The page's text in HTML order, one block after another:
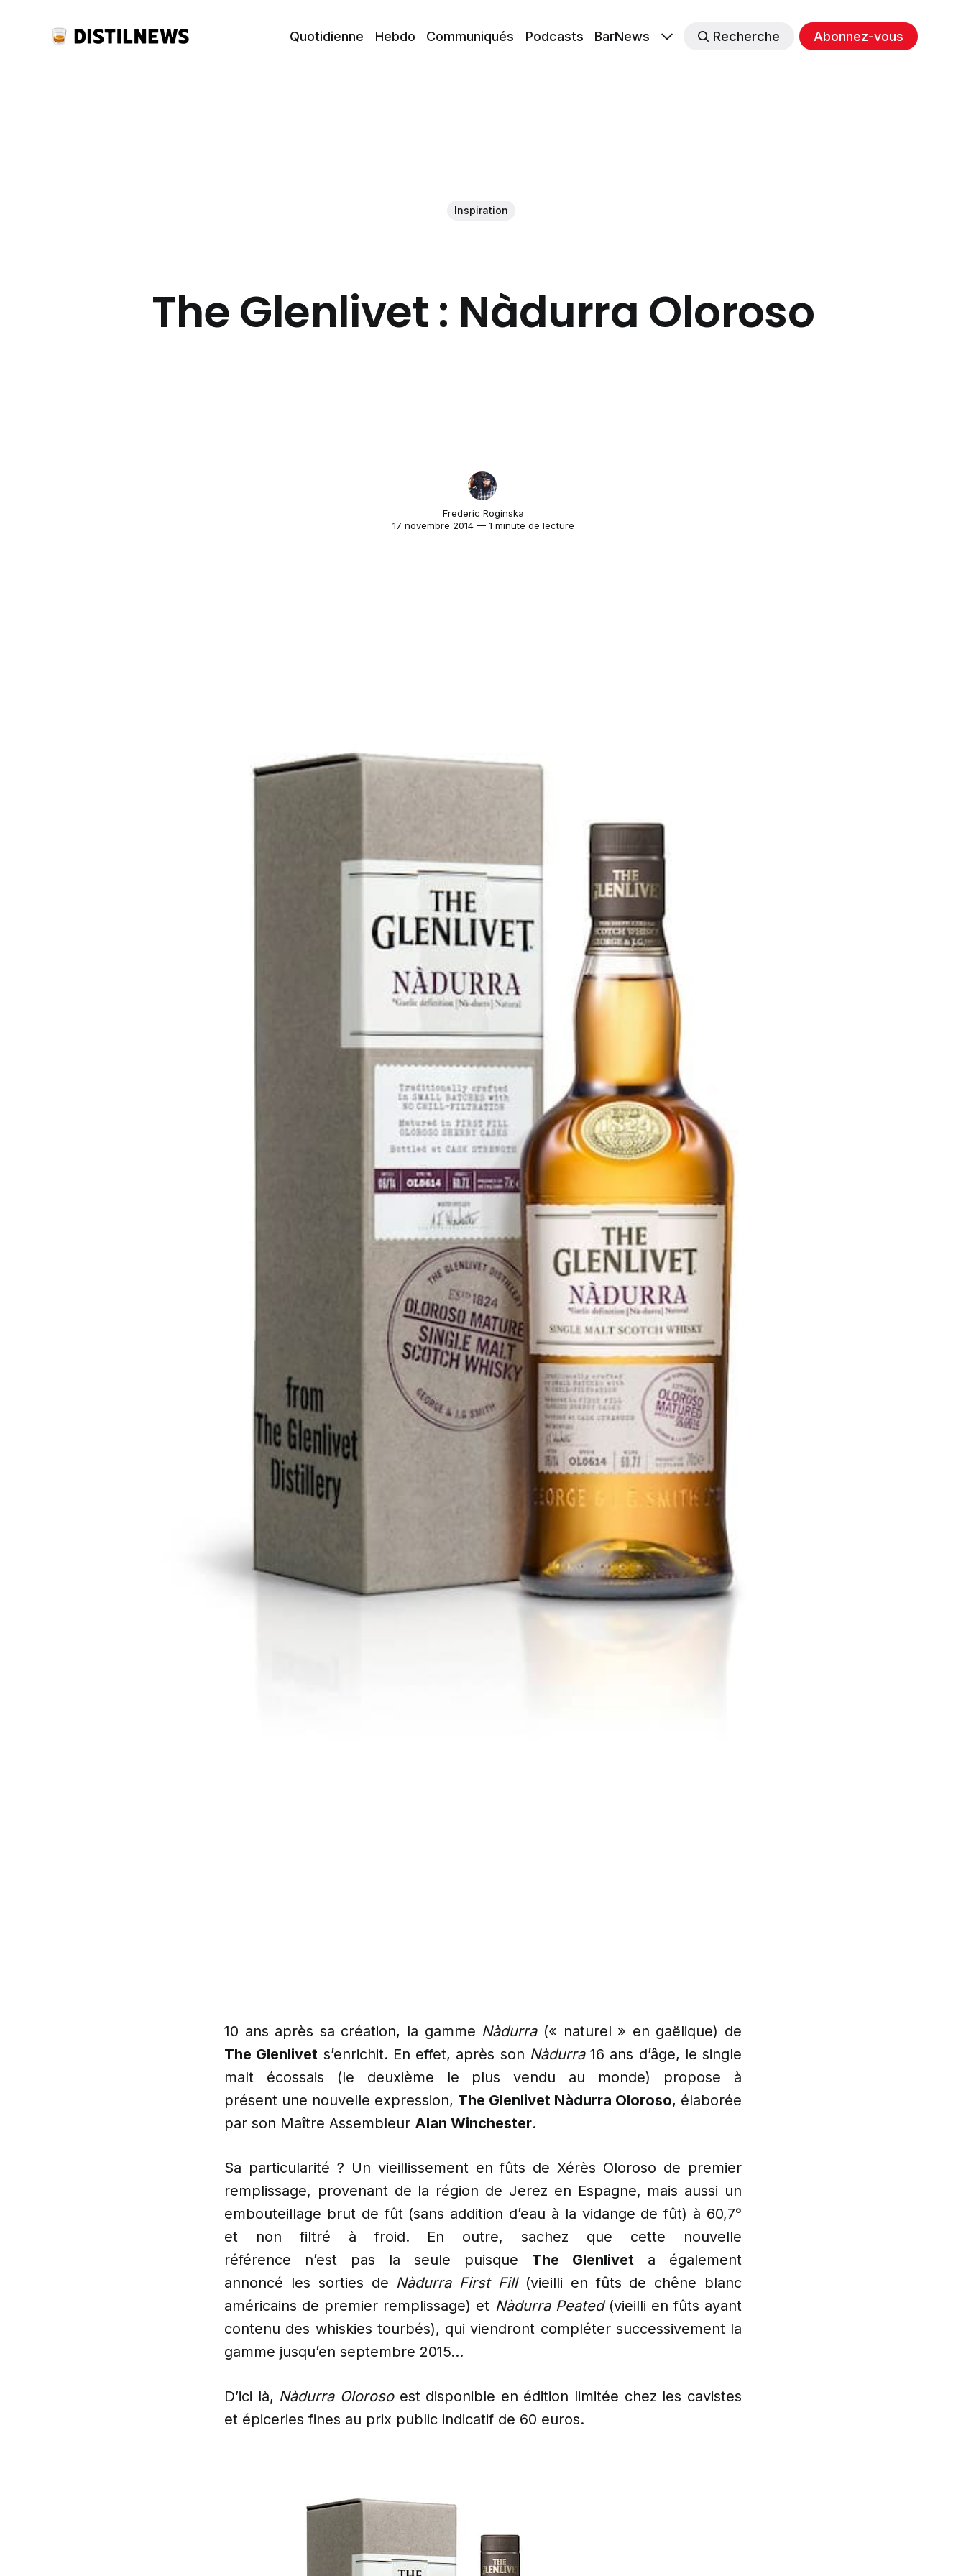
Quotidienne Hebdo Communiqués Podcasts BarNews Recherche Abonnez-vous
Inspiration
The Glenlivet : Nàdurra Oloroso
Frederic Roginska
17 novembre 2014 — 1 minute de lecture
10 ans après sa création, la gamme Nàdurra(« naturel » en gaëlique) de
The Glenlivet s’enrichit. En effet, après son Nàdurra16 ans d’âge, le single
malt écossais (le deuxième le plus vendu au monde) propose à
présent une nouvelle expression, The Glenlivet Nàdurra Oloroso, élaborée
par son Maître Assembleur Alan Winchester.
Sa particularité ? Un vieillissement en fûts de Xérès Oloroso de premier
remplissage, provenant de la région de Jerez en Espagne, mais aussi un
embouteillage brut de fût (sans addition d’eau à la vidange de fût) à 60,7°
et non filtré à froid. En outre, sachez que cette nouvelle
référence n’est pas la seule puisque The Glenlivet a également
annoncé les sorties de Nàdurra First Fill(vieilli en fûts de chêne blanc
américains de premier remplissage) et Nàdurra Peated(vieilli en fûts ayant
contenu des whiskies tourbés), qui viendront compléter successivement la
gamme jusqu’en septembre 2015…
D’ici là, Nàdurra Olorosoest disponible en édition limitée chez les cavistes
et épiceries fines au prix public indicatif de 60 euros.